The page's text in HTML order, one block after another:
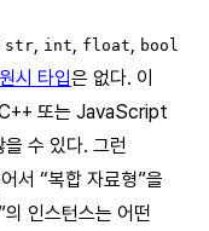
str, int, float, bool
원시 타입은 없다. 이
또는 JavaScript
수 있다. 그런
서 “복합 자료형”을
인스턴스는 어떤